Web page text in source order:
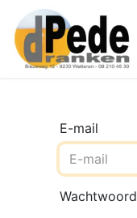
E-mail
Wachtwoord